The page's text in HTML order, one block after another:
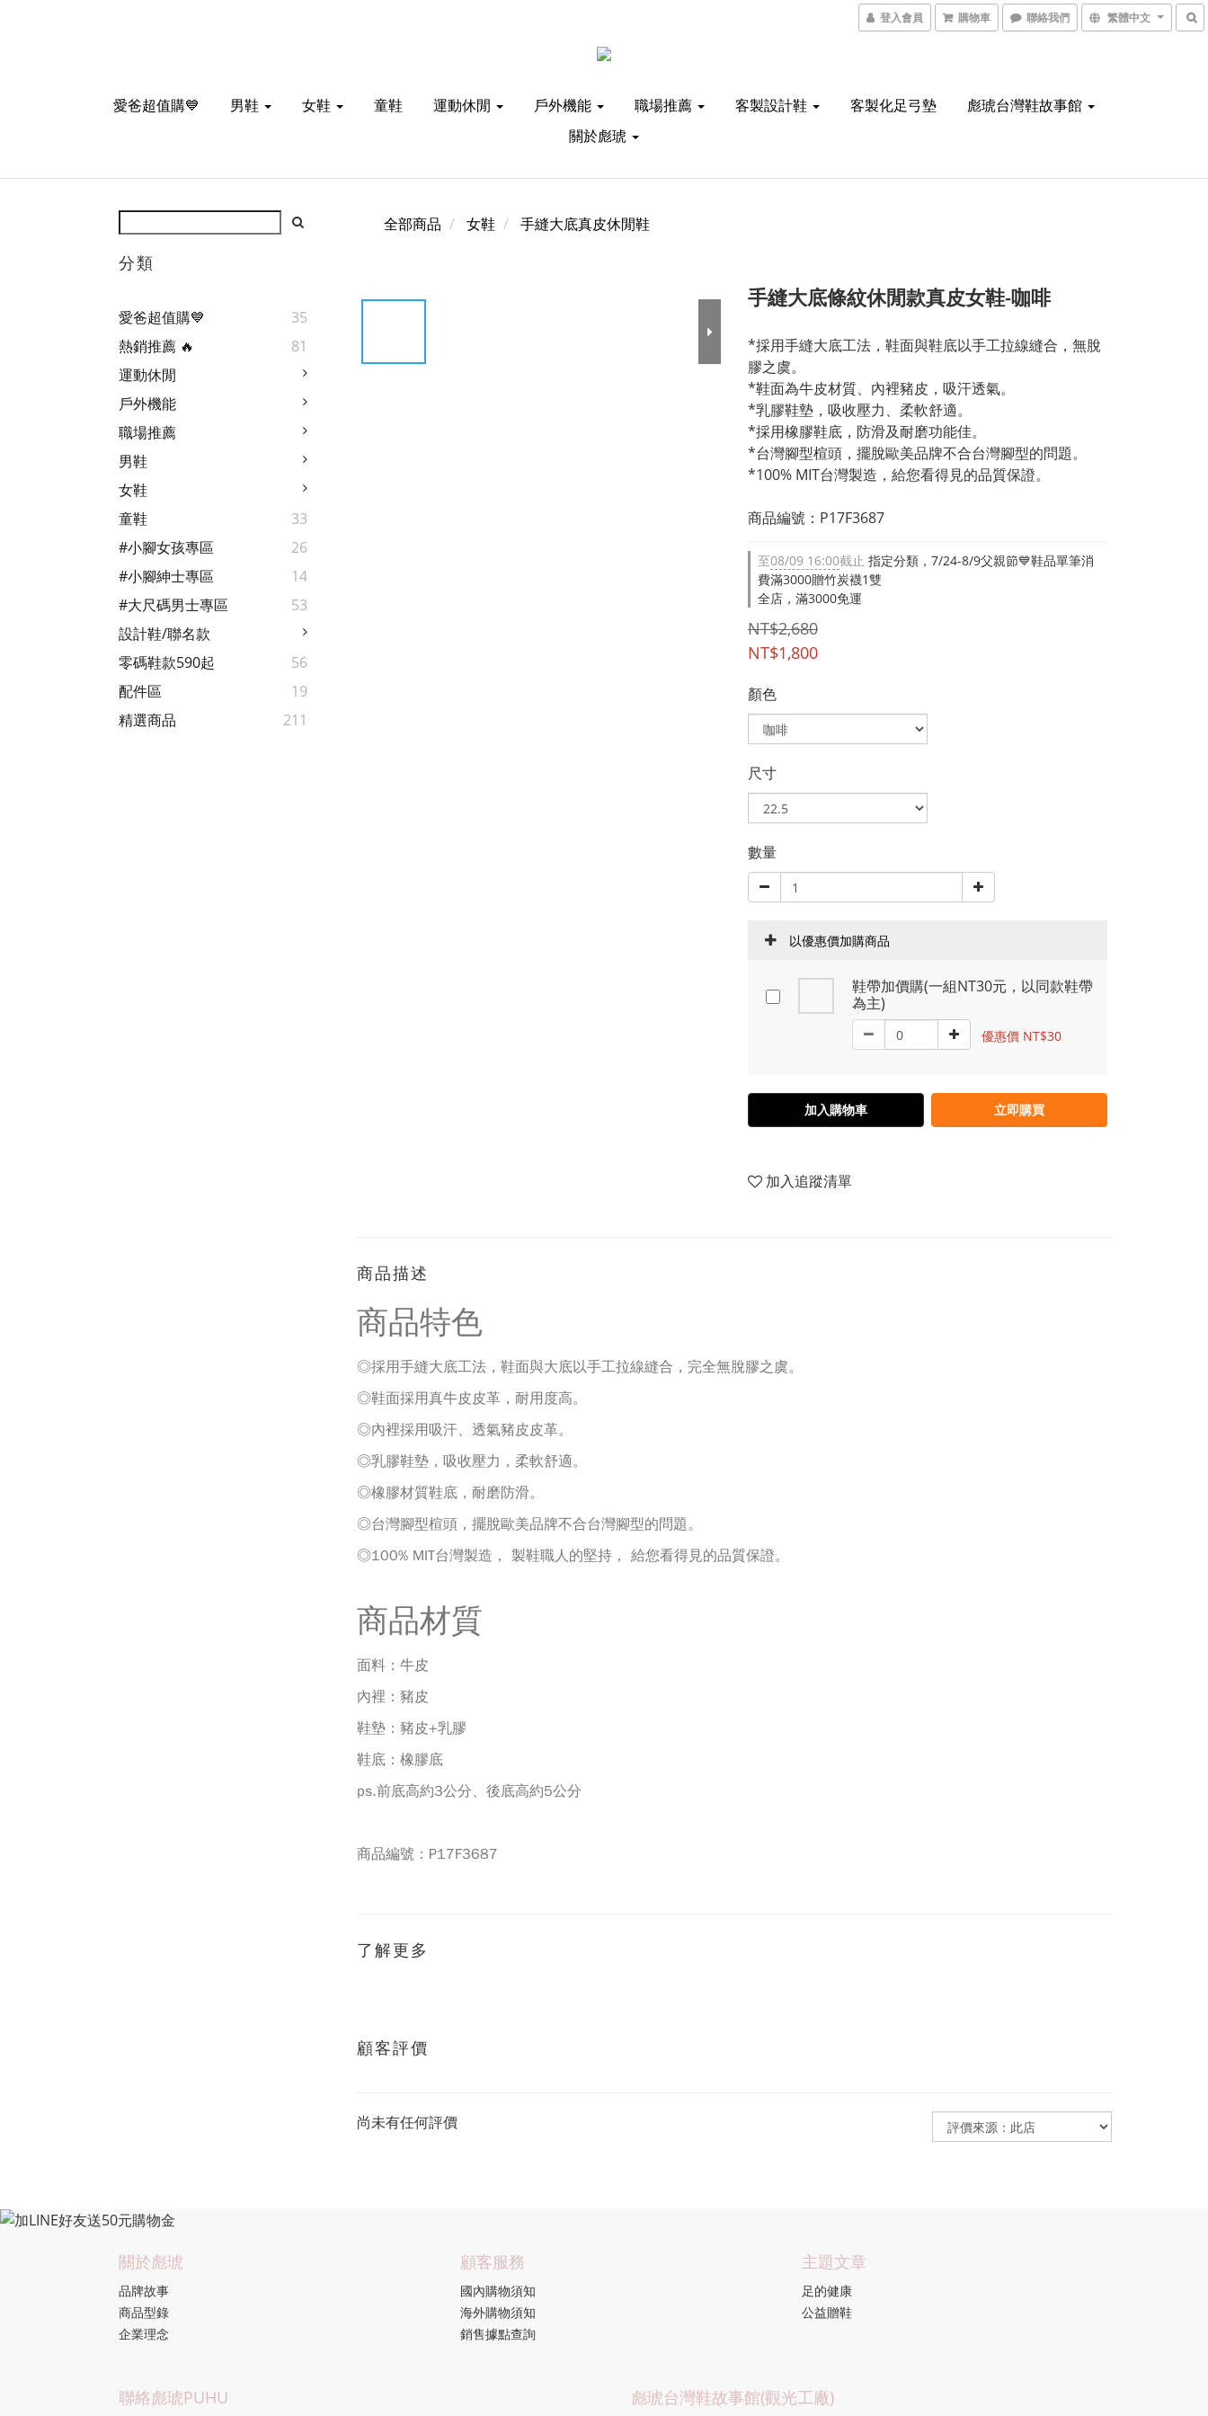
登入會員 購物車 聯絡我們 繁體中文
愛爸超值購💙 男鞋 女鞋 童鞋 運動休閒 戶外機能 職場推薦 客製設計鞋 客製化足弓墊
彪琥台灣鞋故事館
關於彪琥
分類
愛爸超值購💙
35
熱銷推薦 🔥
81
運動休閒
戶外機能
職場推薦
男鞋
女鞋
童鞋
33
#小腳女孩專區
26
#小腳紳士專區
14
#大尺碼男士專區
53
設計鞋/聯名款
零碼鞋款590起
56
配件區
19
精選商品
211
全部商品 女鞋 手縫大底真皮休閒鞋
手縫大底條紋休閒款真皮女鞋-咖啡
*採用手縫大底工法，鞋面與鞋底以手工拉線縫合，無脫
膠之虞。
*鞋面為牛皮材質、內裡豬皮，吸汗透氣。
*乳膠鞋墊，吸收壓力、柔軟舒適。
*採用橡膠鞋底，防滑及耐磨功能佳。
*台灣腳型楦頭，擺脫歐美品牌不合台灣腳型的問題。
*100% MIT台灣製造，給您看得見的品質保證。
商品編號：P17F3687
至08/09 16:00截止 指定分類，7/24-8/9父親節💙鞋品單筆消
費滿3000贈竹炭襪1雙
全店，滿3000免運
NT$2,680
NT$1,800
顏色
尺寸
數量
以優惠價加購商品
鞋帶加價購(一組NT30元，以同款鞋帶
為主)
優惠價 NT$30
加入購物車 立即購買
加入追蹤清單
商品描述
商品特色
◎採用手縫大底工法，鞋面與大底以手工拉線縫合，完全無脫膠之虞。
◎鞋面採用真牛皮皮革，耐用度高。
◎內裡採用吸汗、透氣豬皮皮革。
◎乳膠鞋墊，吸收壓力，柔軟舒適。
◎橡膠材質鞋底，耐磨防滑。
◎台灣腳型楦頭，擺脫歐美品牌不合台灣腳型的問題。
◎100% MIT台灣製造， 製鞋職人的堅持， 給您看得見的品質保證。
商品材質
面料：牛皮
內裡：豬皮
鞋墊：豬皮+乳膠
鞋底：橡膠底
ps.前底高約3公分、後底高約5公分
商品編號： P17F3687
了解更多
顧客評價
尚未有任何評價
關於彪琥
品牌故事
商品型錄
企業理念
顧客服務
國內購物須知
海外購物須知
銷售據點查詢
主題文章
足的健康
公益贈鞋
聯絡彪琥PUHU 彪琥台灣鞋故事館(觀光工廠)